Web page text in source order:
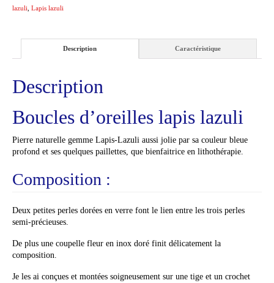
lazuli Lapis lazuli
Description Caractéristique
Description
Boucles d’oreilles lapis lazuli
Pierre naturelle gemme Lapis-Lazuli aussi jolie par sa couleur bleue
profond et ses quelques paillettes, que bienfaitrice en lithothérapie.
Composition :
Deux petites perles dorées en verre font le lien entre les trois perles
semi-précieuses.
De plus une coupelle fleur en inox doré finit délicatement la
composition.
Je les ai conçues et montées soigneusement sur une tige et un crochet